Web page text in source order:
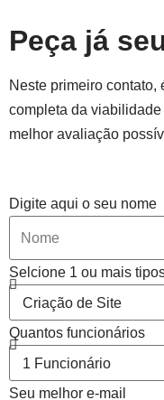
Peça já
Neste primeiro
completa da
melhor avaliação
Digite aqui o seu nome
Selcione 1 ou mais
Quantos funcionários
Seu melhor e-mail